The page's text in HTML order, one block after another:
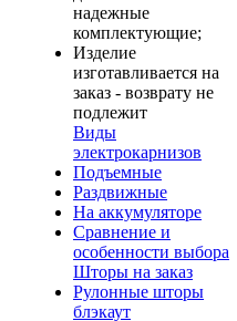
надежные
комплектующие;
Изделие
изготавливается на
заказ - возврату не
подлежит
Виды
электрокарнизов
Подъемные
Раздвижные
На аккумуляторе
Сравнение и
особенности выбора
Шторы на заказ
Рулонные шторы
блэкаут